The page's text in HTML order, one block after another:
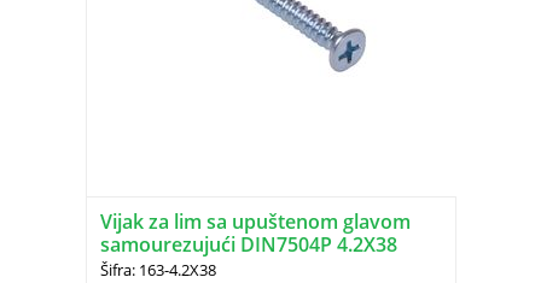
Vijak za lim sa upuštenom glavom
samourezujući DIN7504P 4.2X38
Šifra: 163-4.2X38